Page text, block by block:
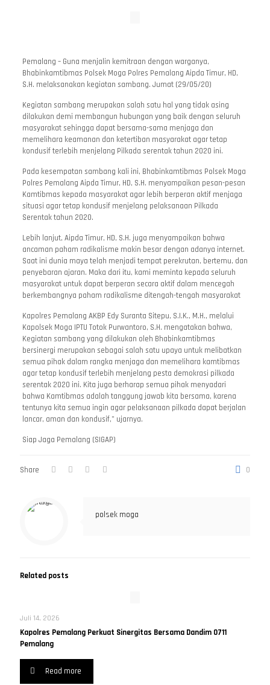
Pemalang – Guna menjalin kemitraan dengan warganya,
Bhabinkamtibmas Polsek Moga Polres Pemalang Aipda Timur, HD,
S.H. melaksanakan kegiatan sambang. Jumat (29/05/20)
Kegiatan sambang merupakan salah satu hal yang tidak asing
dilakukan demi membangun hubungan yang baik dengan seluruh
masyarakat sehingga dapat bersama-sama menjaga dan
memelihara keamanan dan ketertiban masyarakat agar tetap
kondusif terlebih menjelang Pilkada serentak tahun 2020 ini.
Pada kesempatan sambang kali ini, Bhabinkamtibmas Polsek Moga
Polres Pemalang Aipda Timur, HD, S.H. menyampaikan pesan-pesan
Kamtibmas kepada masyarakat agar lebih berperan aktif menjaga
situasi agar tetap kondusif menjelang pelaksanaan Pilkada
Serentak tahun 2020.
Lebih lanjut, Aipda Timur, HD, S.H. juga menyampaikan bahwa
ancaman paham radikalisme makin besar dengan adanya internet.
Saat ini dunia maya telah menjadi tempat perekrutan, bertemu, dan
penyebaran ajaran. Maka dari itu, kami meminta kepada seluruh
masyarakat untuk dapat berperan secara aktif dalam mencegah
berkembangnya paham radikalisme ditengah-tengah masyarakat
Kapolres Pemalang AKBP Edy Suranta Sitepu, S.I.K., M.H., melalui
Kapolsek Moga IPTU Totok Purwantoro, S.H. mengatakan bahwa,
Kegiatan sambang yang dilakukan oleh Bhabinkamtibmas
bersinergi merupakan sebagai salah satu upaya untuk melibatkan
semua pihak dalam rangka menjaga dan memelihara kamtibmas
agar tetap kondusif terlebih menjelang pesta demokrasi pilkada
serentak 2020 ini. Kita juga berharap semua pihak menyadari
bahwa Kamtibmas adalah tanggung jawab kita bersama, karena
tentunya kita semua ingin agar pelaksanaan pilkada dapat berjalan
lancar, aman dan kondusif,” ujarnya.
Siap Jaga Pemalang (SIGAP)
Share 0
polsek moga
Related posts
Juli 14, 2026
Kapolres Pemalang Perkuat Sinergitas Bersama Dandim 0711
Pemalang
Read more